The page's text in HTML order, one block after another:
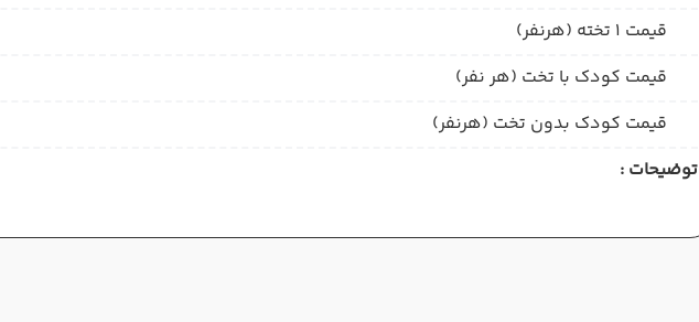
قیمت 1 تخته (هرنفر)
قیمت کودک با تخت (هر نفر)
قیمت کودک بدون تخت (هرنفر)
توضیحات :